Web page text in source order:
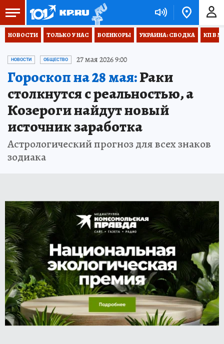
НОВОСТИ ТОЛЬКО У НАС ВОЕНКОРЫ УКРАИНА: СВОДКА КП В
НОВОСТИ ОБЩЕСТВО 27 мая 2026 9:00
Гороскоп на 28 мая:Раки
столкнутся с реальностью, а
Козероги найдут новый
источник заработка
Астрологический прогноз для всех знаков
зодиака